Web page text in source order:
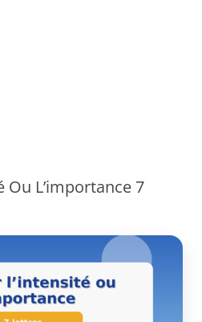
Ou L’importance 7